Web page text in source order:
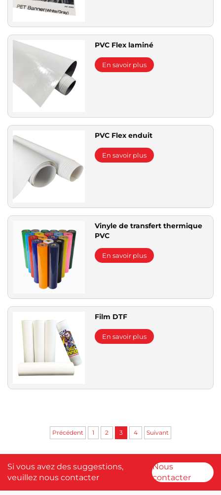
PVC Flex laminé
En savoir plus
PVC Flex enduit
En savoir plus
Vinyle de transfert thermique
PVC
En savoir plus
Film DTF
En savoir plus
Précédent 1 2 3 4 Suivant
Si vous avez des suggestions,
veuillez nous contacter
Nous
contacter